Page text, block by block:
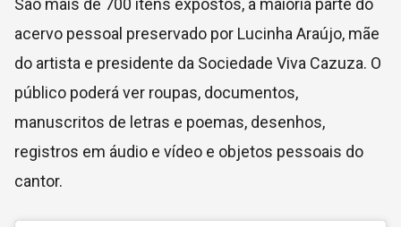
São mais de 700 itens expostos, a maioria parte do
acervo pessoal preservado por Lucinha Araújo, mãe
do artista e presidente da Sociedade Viva Cazuza. O
público poderá ver roupas, documentos,
manuscritos de letras e poemas, desenhos,
registros em áudio e vídeo e objetos pessoais do
cantor.